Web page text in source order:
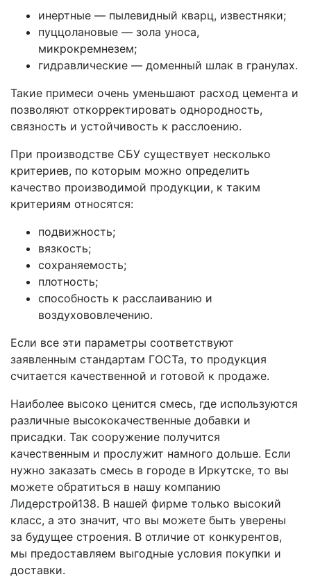
инертные — пылевидный кварц, известняки;
пуццолановые — зола уноса,
микрокремнезем;
гидравлические — доменный шлак в гранулах.
Такие примеси очень уменьшают расход цемента и
позволяют откорректировать однородность,
связность и устойчивость к расслоению.
При производстве СБУ существует несколько
критериев, по которым можно определить
качество производимой продукции, к таким
критериям относятся:
подвижность;
вязкость;
сохраняемость;
плотность;
способность к расслаиванию и
воздухововлечению.
Если все эти параметры соответствуют
заявленным стандартам ГОСТа, то продукция
считается качественной и готовой к продаже.
Наиболее высоко ценится смесь, где используются
различные высококачественные добавки и
присадки. Так сооружение получится
качественным и прослужит намного дольше. Если
нужно заказать смесь в городе в Иркутске, то вы
можете обратиться в нашу компанию
Лидерстрой138. В нашей фирме только высокий
класс, а это значит, что вы можете быть уверены
за будущее строения. В отличие от конкурентов,
мы предоставляем выгодные условия покупки и
доставки.